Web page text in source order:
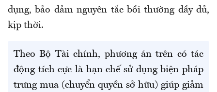
dụng, bảo đảm nguyên tắc bồi thường đầy đủ,
kịp thời.
Theo Bộ Tài chính, phương án trên có tác
động tích cực là hạn chế sử dụng biện pháp
trưng mua (chuyển quyền sở hữu) giúp giảm